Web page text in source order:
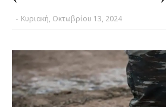
- Κυριακή, Οκτωβρίου 13, 2024